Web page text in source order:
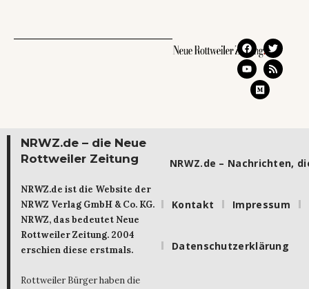
NRWZ.de – die Neue
Rottweiler Zeitung
NRWZ.de ist die Website der
NRWZ Verlag GmbH & Co. KG.
NRWZ, das bedeutet Neue
Rottweiler Zeitung. 2004
erschien diese erstmals.
Rottweiler Bürger haben die
NRWZ.de – Nachrichten,
Kontakt Impressum
Datenschutzerklärung